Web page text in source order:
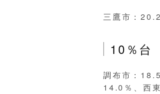
三鷹市：
10％台
調布市：
14.0％、西